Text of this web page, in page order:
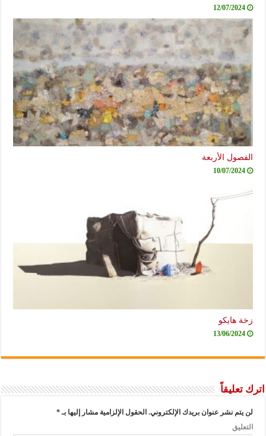
12/07/2024
الفصول الأربعة
10/07/2024
زخة هايكو
13/06/2024
اترك تعليقاً
لن يتم نشر عنوان بريدك الإلكتروني. الحقول الإلزامية مشار إليها بـ*
التعليق